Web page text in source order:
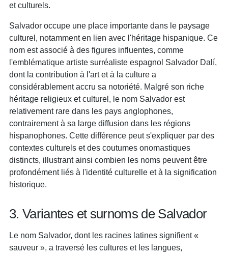
et culturels.
Salvador occupe une place importante dans le paysage
culturel, notamment en lien avec l'héritage hispanique. Ce
nom est associé à des figures influentes, comme
l'emblématique artiste surréaliste espagnol Salvador Dalí,
dont la contribution à l'art et à la culture a
considérablement accru sa notoriété. Malgré son riche
héritage religieux et culturel, le nom Salvador est
relativement rare dans les pays anglophones,
contrairement à sa large diffusion dans les régions
hispanophones. Cette différence peut s'expliquer par des
contextes culturels et des coutumes onomastiques
distincts, illustrant ainsi combien les noms peuvent être
profondément liés à l'identité culturelle et à la signification
historique.
3. Variantes et surnoms de Salvador
Le nom Salvador, dont les racines latines signifient «
sauveur », a traversé les cultures et les langues,